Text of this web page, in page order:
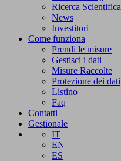
Ricerca Scientifica
News
Investitori
Come funziona
Prendi le misure
Gestisci i dati
Misure Raccolte
Protezione dei dati
Listino
Faq
Contatti
Gestionale
IT
EN
ES